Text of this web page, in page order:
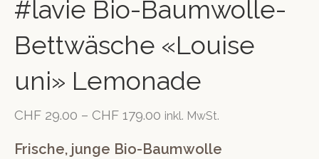
#lavie Bio-Baumwolle-
Bettwäsche «Louise
uni» Lemonade
CHF 29.00 – CHF 179.00 inkl. MwSt.
Frische, junge Bio-Baumwolle